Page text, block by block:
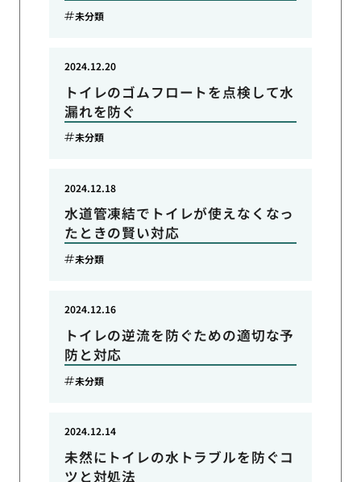
未分類
トイレのゴムフロートを点検して水
漏れを防ぐ
2024.12.20
未分類
水道管凍結でトイレが使えなくなっ
たときの賢い対応
2024.12.18
未分類
トイレの逆流を防ぐための適切な予
防と対応
2024.12.16
未分類
未然にトイレの水トラブルを防ぐコ
ツと対処法
2024.12.14